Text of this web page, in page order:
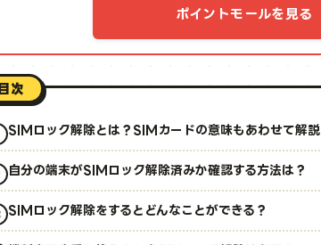
ポイントモールを見る
目次
SIMロック解除とは？SIMカードの意味もあわせて解説
自分の端末がSIMロック解除済みか確認する方法は？
SIMロック解除をするとどんなことができる？